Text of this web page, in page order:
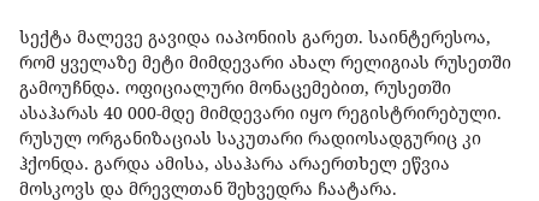
სექტა მალევე გავიდა იაპონიის გარეთ. საინტერესოა,
რომ ყველაზე მეტი მიმდევარი ახალ რელიგიას რუსეთში
გამოუჩნდა. ოფიციალური მონაცემებით, რუსეთში
ასაჰარას 40 000-მდე მიმდევარი იყო რეგისტრირებული.
რუსულ ორგანიზაციას საკუთარი რადიოსადგურიც კი
ჰქონდა. გარდა ამისა, ასაჰარა არაერთხელ ეწვია
მოსკოვს და მრევლთან შეხვედრა ჩაატარა.